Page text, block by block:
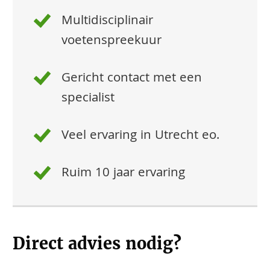
Multidisciplinair
voetenspreekuur
Gericht contact met een
specialist
Veel ervaring in Utrecht eo.
Ruim 10 jaar ervaring
Direct advies nodig?